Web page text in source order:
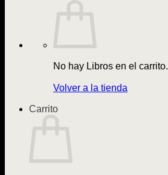
No hay Libros en el carrito.
Volver a la tienda
Carrito